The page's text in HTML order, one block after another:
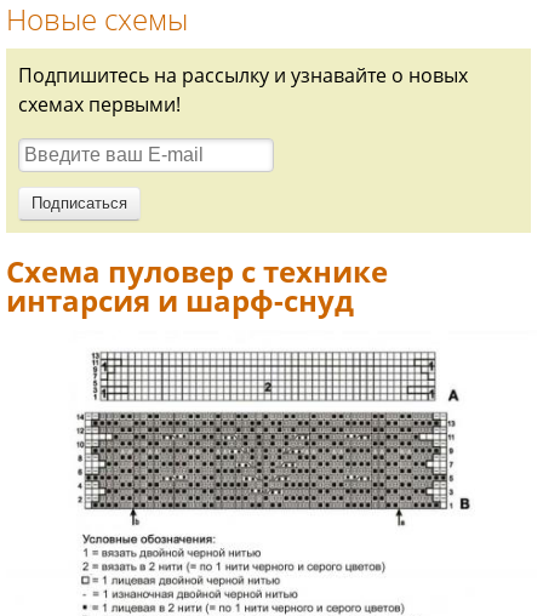
Новые схемы
Подпишитесь на рассылку и узнавайте о новых
схемах первыми!
Схема пуловер с технике
интарсия и шарф-снуд